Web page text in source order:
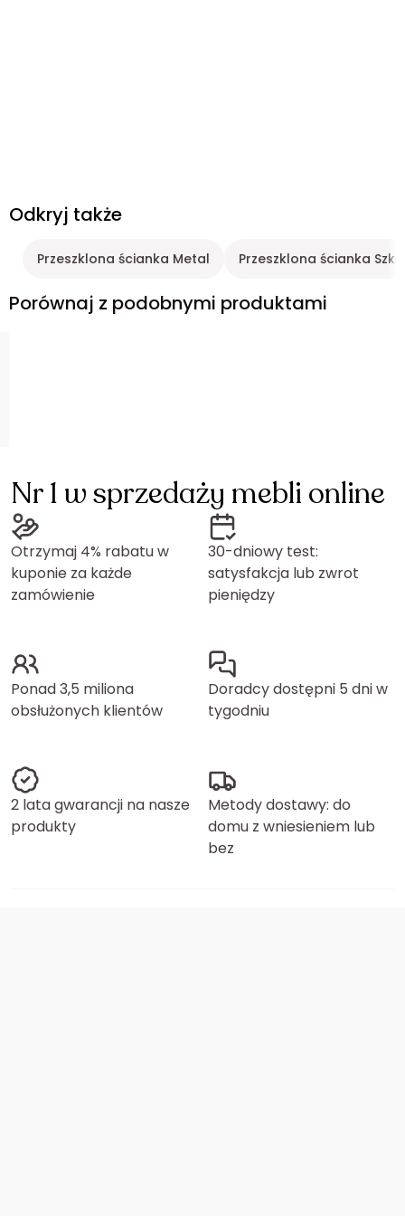
Odkryj także
Przeszklona ścianka Metal Przeszklona ścianka
Porównaj z podobnymi produktami
Nr 1 w sprzedaży mebli online
Otrzymaj 4% rabatu w
kuponie za każde
zamówienie
30-dniowy test:
satysfakcja lub zwrot
pieniędzy
Ponad 3,5 miliona
obsłużonych klientów
Doradcy dostępni 5 dni w
tygodniu
2 lata gwarancji na nasze
produkty
Metody dostawy: do
domu z wniesieniem lub
bez